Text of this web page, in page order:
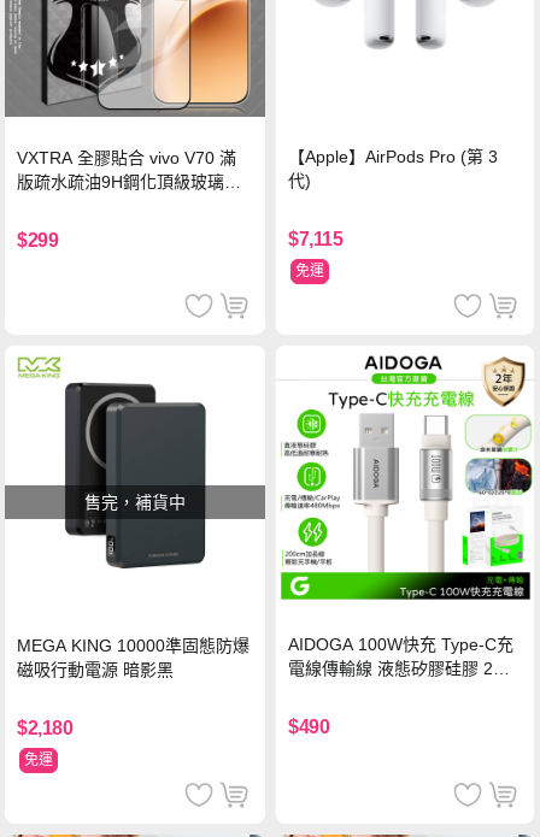
VXTRA 全膠貼合 vivo V70 滿
版疏水疏油9H鋼化頂級玻璃貼
$299
【Apple】AirPods Pro (第 3
代)
$7,115
免運
售完，補貨中
MEGA KING 10000準固態防爆
磁吸行動電源 暗影黑
$2,180
免運
AIDOGA 100W快充 Type-C充
電線傳輸線 液態矽膠硅膠 2M
$490